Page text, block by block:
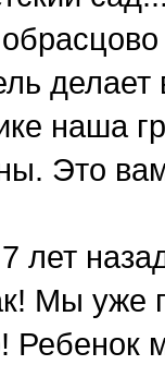
наша
Это
7 лет
Мы уже
Ребенок